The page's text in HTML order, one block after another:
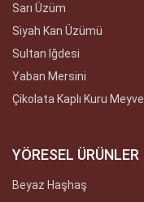
Sarı Üzüm
Siyah Kan Üzümü
Sultan Iğdesi
Yaban Mersini
Çikolata Kaplı Kuru Meyve
YÖRESEL ÜRÜNLER
Beyaz Haşhaş